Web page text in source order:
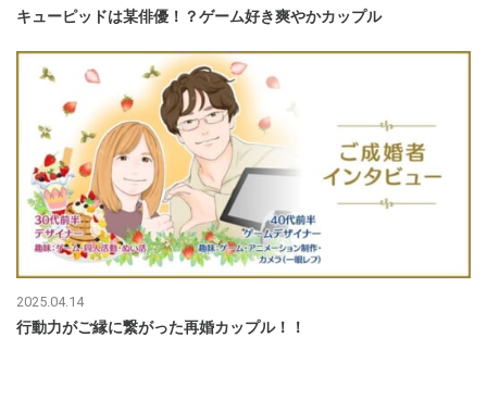
キューピッドは某俳優！？ゲーム好き爽やかカップル
2025.04.14
行動力がご縁に繋がった再婚カップル！！